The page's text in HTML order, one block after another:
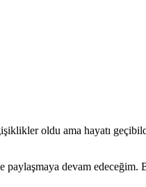
oldu ama hayatı
paylaşmaya devam edeceğim.